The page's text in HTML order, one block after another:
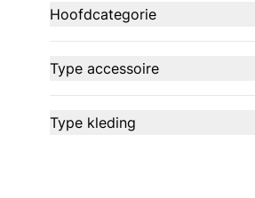
Hoofdcategorie
Type accessoire
Type kleding